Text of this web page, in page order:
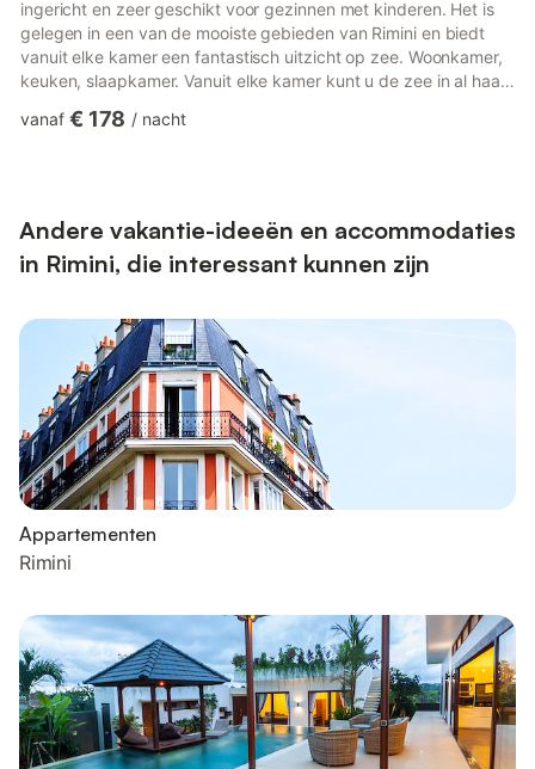
ingericht en zeer geschikt voor gezinnen met kinderen. Het is
gelegen in een van de mooiste gebieden van Rimini en biedt
vanuit elke kamer een fantastisch uitzicht op zee. Woonkamer,
keuken, slaapkamer. Vanuit elke kamer kunt u de zee in al haar
en bijzonder geschikt voor zowel recreatieve als zakelijke
naar ...
vanaf € 178 / nacht
Andere vakantie-ideeën en accommodaties
in Rimini, die interessant kunnen zijn
Appartementen
Rimini